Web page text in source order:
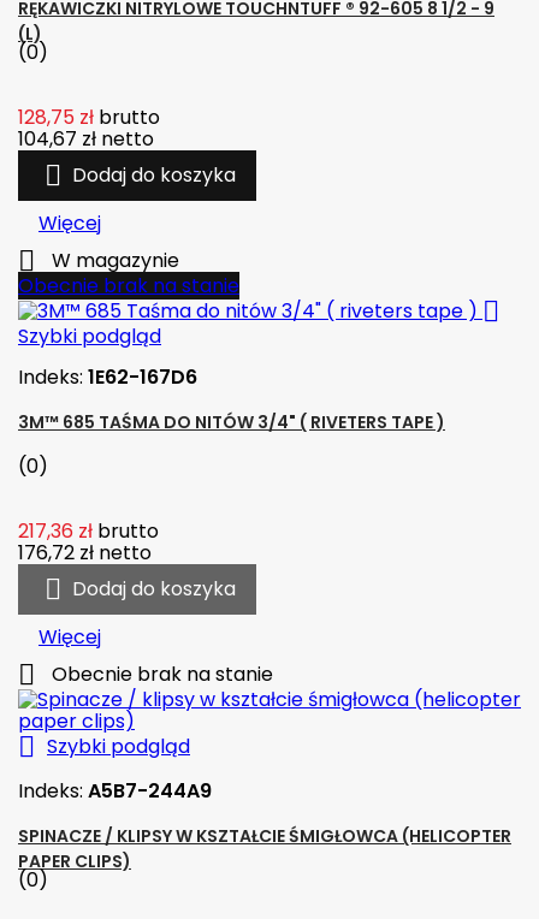
RĘKAWICZKI NITRYLOWE TOUCHNTUFF ® 92-605 8 1/2 - 9
(L)
(0)
128,75 zł brutto
104,67 zł netto
 Dodaj do koszyka
Więcej

W magazynie
Obecnie brak na stanie

Szybki podgląd
Indeks: 1E62-167D6
3M™ 685 TAŚMA DO NITÓW 3/4" ( RIVETERS TAPE )
(0)
217,36 zł brutto
176,72 zł netto
 Dodaj do koszyka
Więcej
 Obecnie brak na stanie
 Szybki podgląd
Indeks: A5B7-244A9
SPINACZE / KLIPSY W KSZTAŁCIE ŚMIGŁOWCA (HELICOPTER
PAPER CLIPS)
(0)